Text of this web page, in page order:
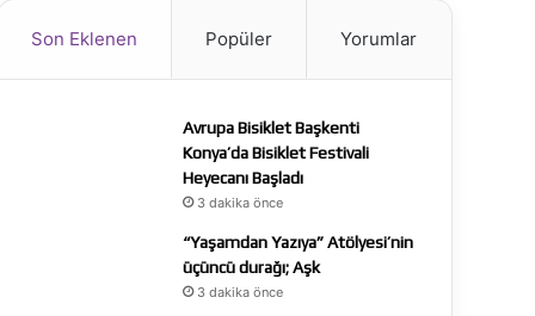
Son Eklenen Popüler Yorumlar
Avrupa Bisiklet Başkenti
Konya’da Bisiklet Festivali
Heyecanı Başladı
3 dakika önce
“Yaşamdan Yazıya” Atölyesi’nin
üçüncü durağı; Aşk
3 dakika önce